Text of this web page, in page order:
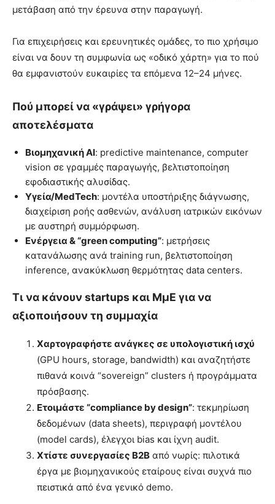
μετάβαση από την έρευνα στην παραγωγή.
Για επιχειρήσεις και ερευνητικές ομάδες, το πιο χρήσιμο
είναι να δουν τη συμφωνία ως «οδικό χάρτη» για το πού
θα εμφανιστούν ευκαιρίες τα επόμενα 12–24 μήνες.
Πού μπορεί να «γράψει» γρήγορα
αποτελέσματα
Βιομηχανική AI: predictive maintenance, computer
vision σε γραμμές παραγωγής, βελτιστοποίηση
εφοδιαστικής αλυσίδας.
Υγεία/MedTech: μοντέλα υποστήριξης διάγνωσης,
διαχείριση ροής ασθενών, ανάλυση ιατρικών εικόνων
με αυστηρή συμμόρφωση.
Ενέργεια & “green computing”: μετρήσεις
κατανάλωσης ανά training run, βελτιστοποίηση
inference, ανακύκλωση θερμότητας data centers.
Τι να κάνουν startups και ΜμΕ για να
αξιοποιήσουν τη συμμαχία
Χαρτογραφήστε ανάγκες σε υπολογιστική ισχύ
(GPU hours, storage, bandwidth) και αναζητήστε
πιθανά κοινά “sovereign” clusters ή προγράμματα
πρόσβασης.
Ετοιμάστε “compliance by design”: τεκμηρίωση
δεδομένων (data sheets), περιγραφή μοντέλου
(model cards), έλεγχοι bias και ίχνη audit.
Χτίστε συνεργασίες B2B από νωρίς: πιλοτικά
έργα με βιομηχανικούς εταίρους είναι συχνά πιο
πειστικά από ένα γενικό demo.